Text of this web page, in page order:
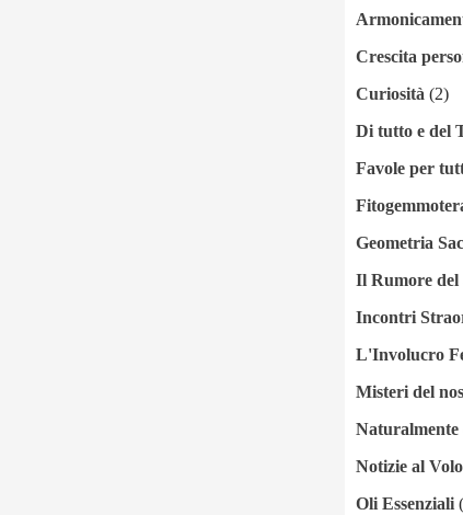
Crescita
Curiosità(2)
Di tutto e del
Favole per
Geometria
Il Rumore del
Incontri
L'Involucro
Misteri del
Naturalmente
Notizie al Volo
Oli Essenziali